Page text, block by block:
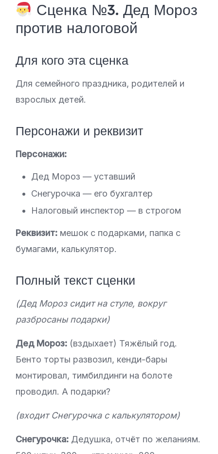
Сценка №3. Дед Мороз
против налоговой
Для кого эта сценка
Для семейного праздника, родителей и
взрослых детей.
Персонажи и реквизит
Персонажи:
Дед Мороз — уставший
Снегурочка — его бухгалтер
Налоговый инспектор — в строгом
Реквизит: мешок с подарками, папка с
бумагами, калькулятор.
Полный текст сценки
(Дед Мороз сидит на стуле, вокруг
разбросаны подарки)
Дед Мороз: (вздыхает) Тяжёлый год.
Бенто торты развозил, кенди-бары
монтировал, тимбилдинги на болоте
проводил. А подарки?
(входит Снегурочка с калькулятором)
Снегурочка: Дедушка, отчёт по желаниям.